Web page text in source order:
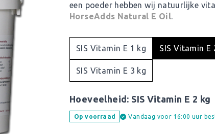
een poeder hebben wij natuurlijke
HorseAdds Natural E Oil.
SIS Vitamin E 1 kg SIS Vitamin E
SIS Vitamin E 3 kg
Hoeveelheid: SIS Vitamin E 2 kg
Op voorraad Vandaag voor 16:00 uur